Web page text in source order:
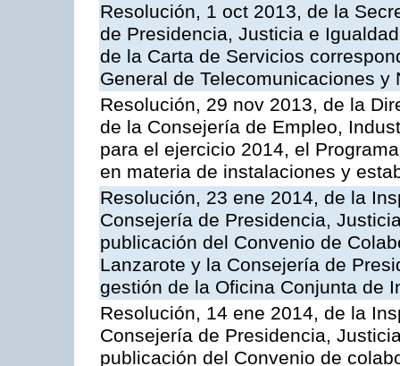
Resolución, 1 oct 2013, de la
de Presidencia, Justicia e
de la Carta de Servicios
General de Telecomunicaciones y
Resolución, 29 nov 2013, de la
de la Consejería de Empleo,
para el ejercicio 2014, el
en materia de instalaciones y
Resolución, 23 ene 2014, de la
Consejería de Presidencia,
publicación del Convenio de
Lanzarote y la Consejería de
gestión de la Oficina Conjunta de
Resolución, 14 ene 2014, de la
Consejería de Presidencia,
publicación del Convenio de